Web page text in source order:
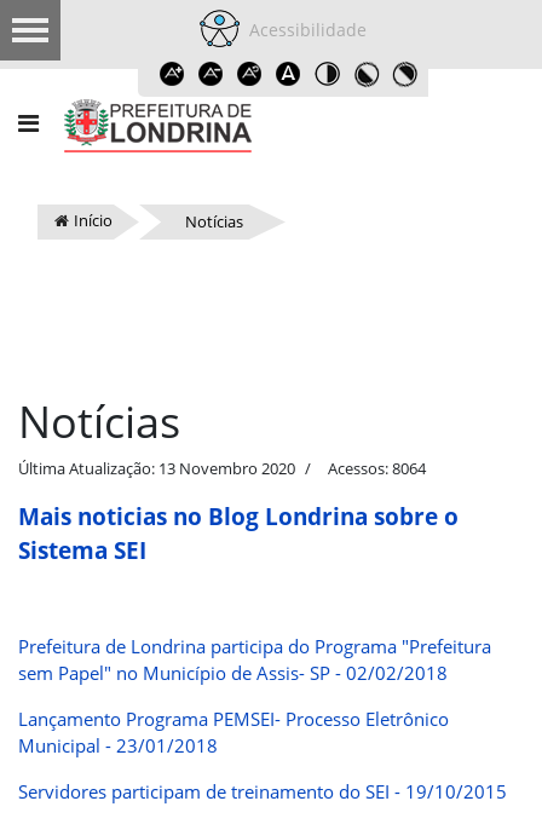
Acessibilidade
Início Notícias
Notícias
Última Atualização: 13 Novembro 2020 Acessos: 8064
Mais noticias no Blog Londrina sobre o
Sistema SEI
Prefeitura de Londrina participa do Programa "Prefeitura
sem Papel" no Município de Assis- SP - 02/02/2018
Lançamento Programa PEMSEI- Processo Eletrônico
Municipal - 23/01/2018
Servidores participam de treinamento do SEI - 19/10/2015